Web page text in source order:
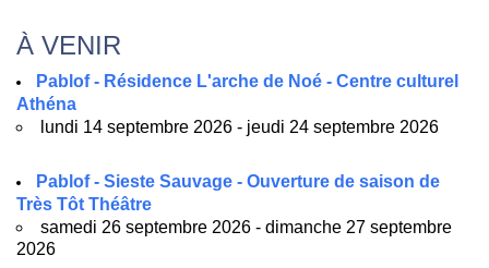
À VENIR
Pablof - Résidence L'arche de Noé - Centre culturel
Athéna
lundi 14 septembre 2026 - jeudi 24 septembre 2026
Pablof - Sieste Sauvage - Ouverture de saison de
Très Tôt Théâtre
samedi 26 septembre 2026 - dimanche 27 septembre
2026